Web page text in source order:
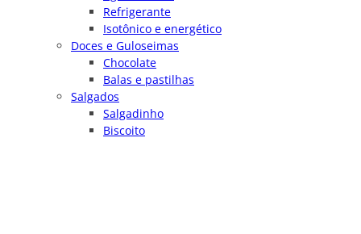
Refrigerante
Isotônico e energético
Doces e Guloseimas
Chocolate
Balas e pastilhas
Salgados
Salgadinho
Biscoito